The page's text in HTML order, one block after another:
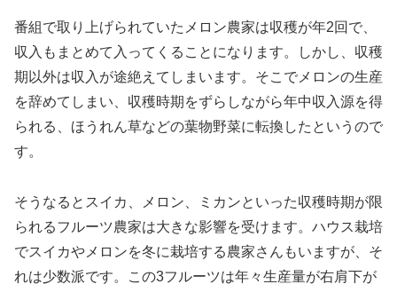
番組で取り上げられていたメロン農家は収穫が年2回で、
収入もまとめて入ってくることになります。しかし、収穫
期以外は収入が途絶えてしまいます。そこでメロンの生産
を辞めてしまい、収穫時期をずらしながら年中収入源を得
られる、ほうれん草などの葉物野菜に転換したというので
す。
そうなるとスイカ、メロン、ミカンといった収穫時期が限
られるフルーツ農家は大きな影響を受けます。ハウス栽培
でスイカやメロンを冬に栽培する農家さんもいますが、そ
れは少数派です。この3フルーツは年々生産量が右肩下が